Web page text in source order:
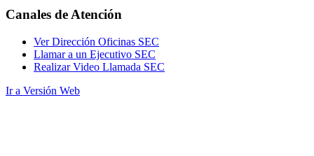
Canales de Atención
Ver Dirección Oficinas SEC
Llamar a un Ejecutivo SEC
Realizar Video Llamada SEC
Ir a Versión Web